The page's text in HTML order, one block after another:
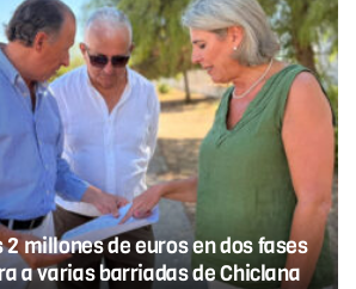
2 millones de euros en dos fases
a varias barriadas de Chiclana